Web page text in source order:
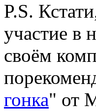
P.S.
участие в
своём
гонка" от